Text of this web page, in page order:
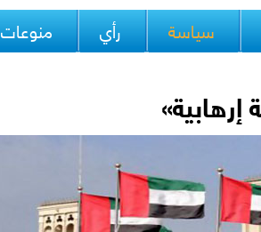
سياسة رأي منوعات